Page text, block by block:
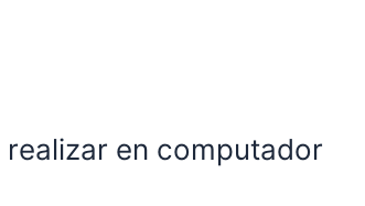
en computador